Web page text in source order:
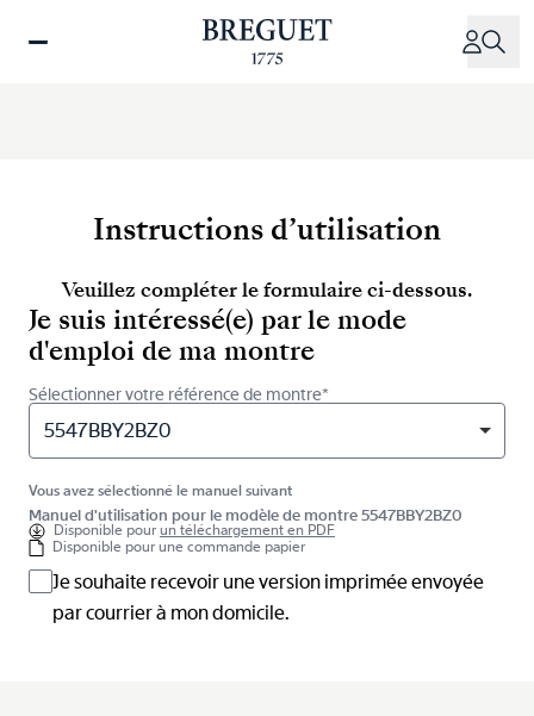
Instructions d’utilisation
Veuillez compléter le formulaire ci-dessous.
Je suis intéressé(e) par le mode
d'emploi de ma montre
Sélectionner votre référence de montre*
5547BBY2BZ0
Vous avez sélectionné le manuel suivant
Manuel d'utilisation pour le modèle de montre 5547BBY2BZ0
Disponible pourun téléchargement en PDF
Disponible pour une commande papier
Je souhaite recevoir une version imprimée envoyée
par courrier à mon domicile.